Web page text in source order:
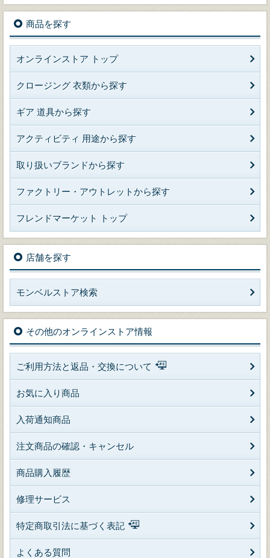
商品を探す
オンラインストア トップ
クロージング 衣類から探す
ギア 道具から探す
アクティビティ 用途から探す
取り扱いブランドから探す
ファクトリー・アウトレットから探す
フレンドマーケット トップ
店舗を探す
モンベルストア検索
その他のオンラインストア情報
ご利用方法と返品・交換について
お気に入り商品
入荷通知商品
注文商品の確認・キャンセル
商品購入履歴
修理サービス
特定商取引法に基づく表記
よくある質問